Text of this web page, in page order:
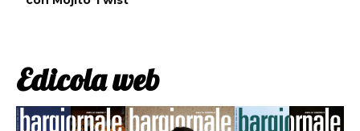
Edicola web